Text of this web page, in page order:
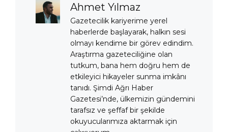
Ahmet Yılmaz
Gazetecilik kariyerime yerel
haberlerde başlayarak, halkın sesi
olmayı kendime bir görev edindim.
Araştırma gazeteciliğine olan
tutkum, bana hem doğru hem de
etkileyici hikayeler sunma imkânı
tanıdı. Şimdi Ağrı Haber
Gazetesi’nde, ülkemizin gündemini
tarafsız ve şeffaf bir şekilde
okuyucularımıza aktarmak için